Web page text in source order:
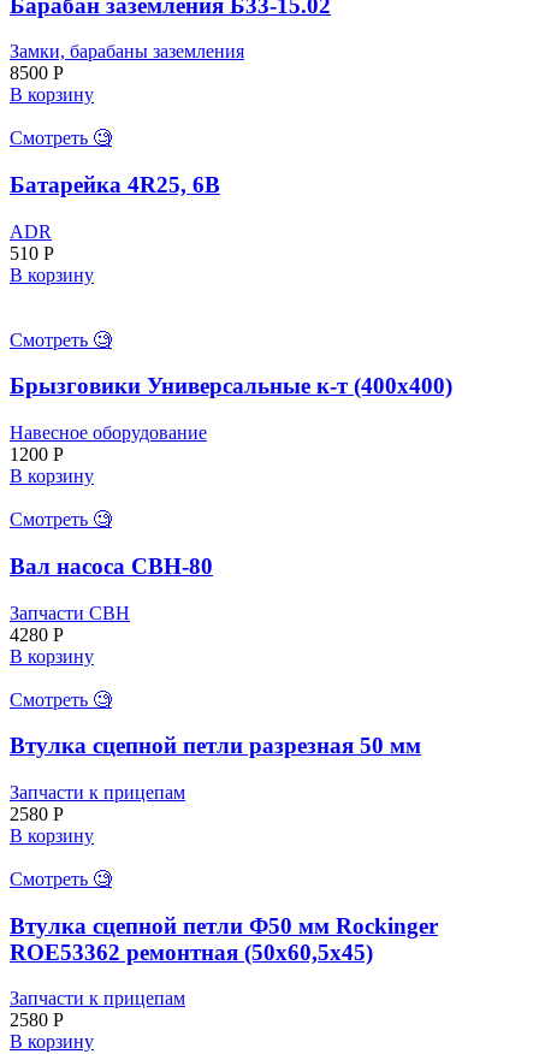
Замки, барабаны заземления
8500 Р
В корзину
Смотреть 🧐
Батарейка 4R25, 6В
ADR
510 Р
В корзину
Смотреть 🧐
Брызговики Универсальные к-т (400х400)
Навесное оборудование
1200 Р
В корзину
Смотреть 🧐
Вал насоса СВН-80
Запчасти СВН
4280 Р
В корзину
Смотреть 🧐
Втулка сцепной петли разрезная 50 мм
Запчасти к прицепам
2580 Р
В корзину
Смотреть 🧐
Втулка сцепной петли Ф50 мм Rockinger
ROE53362 ремонтная (50х60,5х45)
Запчасти к прицепам
2580 Р
В корзину